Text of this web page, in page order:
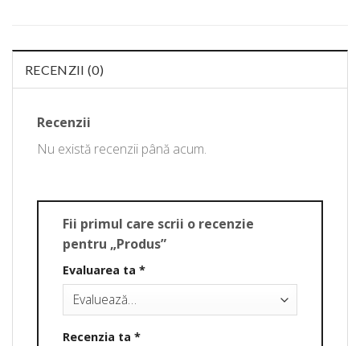
RECENZII (0)
Recenzii
Nu există recenzii până acum.
Fii primul care scrii o recenzie
pentru „Produs”
Evaluarea ta *
Recenzia ta *